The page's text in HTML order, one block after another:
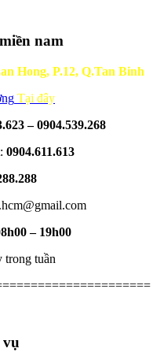
nam
Hong, P.12, Q.Tan Binh
Tại đây
– 0904.539.268
0904.611.613
– 19h00
trong tuần